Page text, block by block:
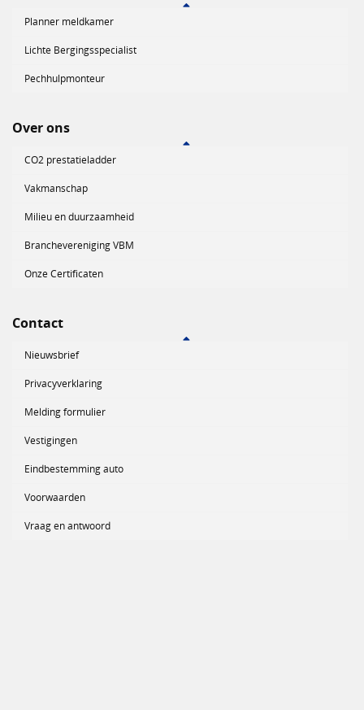
Planner meldkamer
Lichte Bergingsspecialist
Pechhulpmonteur
Over ons
CO2 prestatieladder
Vakmanschap
Milieu en duurzaamheid
Branchevereniging VBM
Onze Certificaten
Contact
Nieuwsbrief
Privacyverklaring
Melding formulier
Vestigingen
Eindbestemming auto
Voorwaarden
Vraag en antwoord